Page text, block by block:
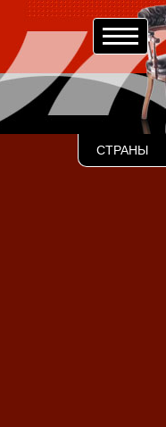
СТРАНЫ